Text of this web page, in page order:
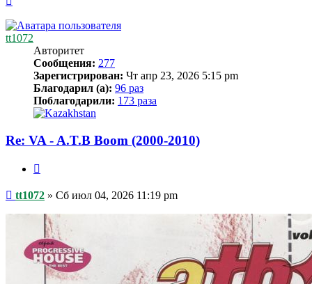
началу
tt1072
Авторитет
Сообщения: 277
Зарегистрирован: Чт апр 23, 2026 5:15 pm
Благодарил (а): 96 раз
Поблагодарили: 173 раза
Re: VA - A.T.B Boom (2000-2010)
Сообщение
tt1072 » Сб июл 04, 2026 11:19 pm